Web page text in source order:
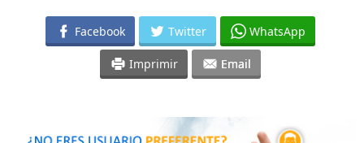
Facebook Twitter WhatsApp
Imprimir Email